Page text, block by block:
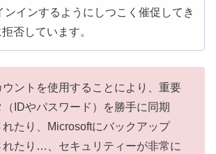
ンインするようにしつこく催促してき
否しています。
ウントを使用することにより、重要
IDやパスワード）を勝手に同期
れたり、Microsoftにバックアップ
れたり…、セキュリティーが非常に